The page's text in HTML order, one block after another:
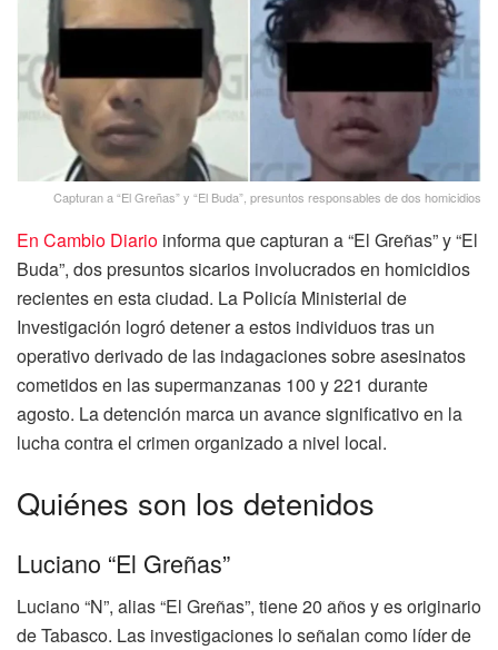
Capturan a “El Greñas” y “El Buda”, presuntos responsables de dos homicidios
En Cambio Diario informa que capturan a “El Greñas” y “El
Buda”, dos presuntos sicarios involucrados en homicidios
recientes en esta ciudad. La Policía Ministerial de
Investigación logró detener a estos individuos tras un
operativo derivado de las indagaciones sobre asesinatos
cometidos en las supermanzanas 100 y 221 durante
agosto. La detención marca un avance significativo en la
lucha contra el crimen organizado a nivel local.
Quiénes son los detenidos
Luciano “El Greñas”
Luciano “N”, alias “El Greñas”, tiene 20 años y es originario
de Tabasco. Las investigaciones lo señalan como líder de